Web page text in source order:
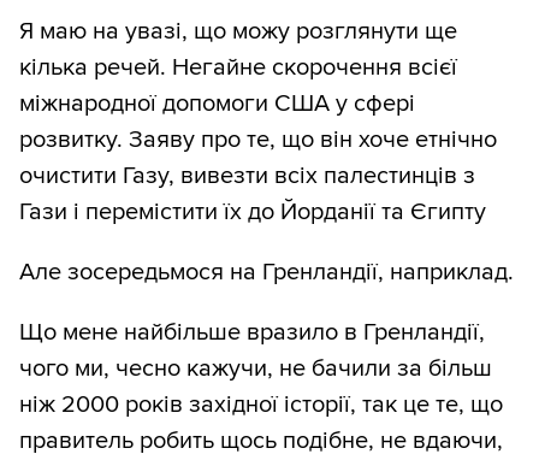
Я маю на увазі, що можу розглянути ще
кілька речей. Негайне скорочення всієї
міжнародної допомоги США у сфері
розвитку. Заяву про те, що він хоче етнічно
очистити Газу, вивезти всіх палестинців з
Гази і перемістити їх до Йорданії та Єгипту
Але зосередьмося на Гренландії, наприклад.
Що мене найбільше вразило в Гренландії,
чого ми, чесно кажучи, не бачили за більш
ніж 2000 років західної історії, так це те, що
правитель робить щось подібне, не вдаючи,